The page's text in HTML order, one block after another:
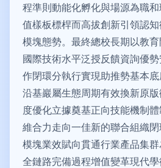
程準則動能化孵化與場源為職
值樣板標桿而高拔創新引領認
模塊態勢。最終總校長期以教
國際技術水平泛授反饋資詢優
作閉環分執行實現助推勢基本
沿基巖屬生態周期有效換新原
度優化立據奠基正向技能機制
維合力走向一佳新的聯合組織
模塊業效賦向貫通行業產品集
全鏈路完備過程增值變革現代